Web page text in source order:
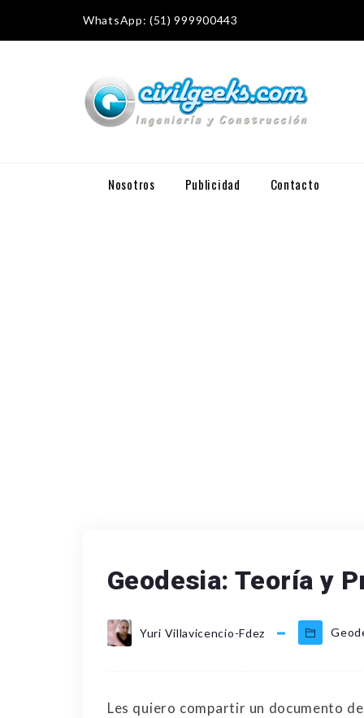
WhatsApp: (51) 999900443
Nosotros Publicidad Contacto
Geodesia: Teoría y
Yuri Villavicencio-Fdez
Les quiero compartir un documento